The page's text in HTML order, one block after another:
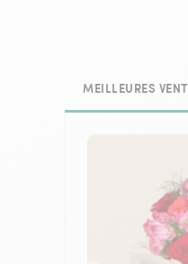
MEILLEURES